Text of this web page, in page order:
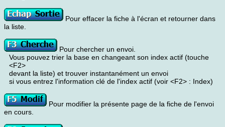
Pour effacer la fiche à l'écran et retourner dans
la liste.
Pour chercher un envoi.
Vous pouvez trier la base en changeant son index actif (touche
<F2>
devant la liste) et trouver instantanément un envoi
si vous entrez l'information clé de l'index actif (voir <F2> : Index)
Pour modifier la présente page de la fiche de l'envoi
en cours.